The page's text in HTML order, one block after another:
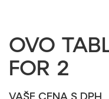
OVO
FOR 2
VAŠE CENA S DPH